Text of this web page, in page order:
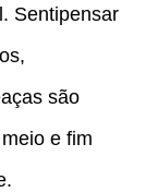
Sentipensar
são
e fim